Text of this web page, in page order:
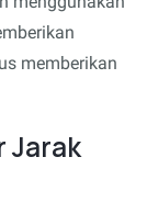
memberikan
Jarak